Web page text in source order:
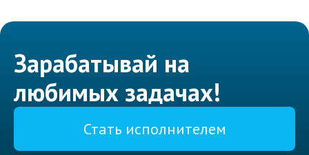
Зарабатывай на
любимых задачах!
Стать исполнителем